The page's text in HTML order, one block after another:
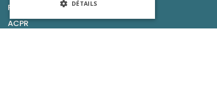
Recommandations
ACPR
DÉTAILS